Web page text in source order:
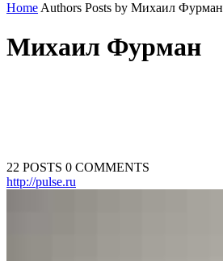
Home Authors Posts by Михаил Фурман
Михаил Фурман
22 POSTS 0 COMMENTS
http://pulse.ru